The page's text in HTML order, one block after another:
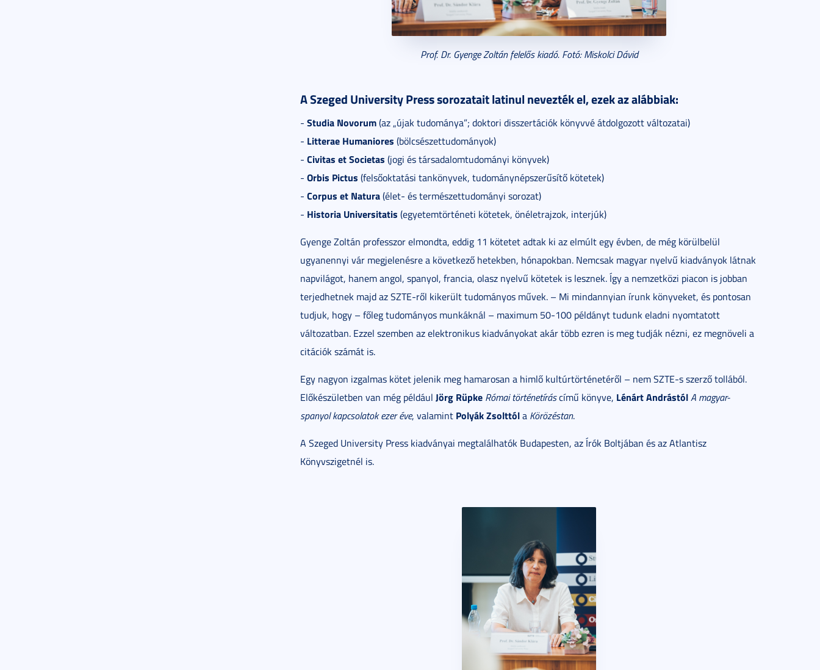
Prof. Dr. Gyenge Zoltán felelős kiadó. Fotó: Miskolci Dávid
A Szeged University Press sorozatait latinul nevezték el, ezek az alábbiak:
- Studia Novorum(az „újak tudománya”; doktori disszertációk könyvvé átdolgozott változatai)
- Litterae Humaniores (bölcsészettudományok)
- Civitas et Societas (jogi és társadalomtudományi könyvek)
- Orbis Pictus (felsőoktatási tankönyvek, tudománynépszerűsítő kötetek)
- Corpus et Natura(élet- és természettudományi sorozat)
- Historia Universitatis (egyetemtörténeti kötetek, önéletrajzok, interjúk)
Gyenge Zoltán professzor elmondta, eddig 11 kötetet adtak ki az elmúlt egy évben, de még körülbelül
ugyanennyi vár megjelenésre a következő hetekben, hónapokban. Nemcsak magyar nyelvű kiadványok látnak
napvilágot, hanem angol, spanyol, francia, olasz nyelvű kötetek is lesznek. Így a nemzetközi piacon is jobban
terjedhetnek majd az SZTE-ről kikerült tudományos művek. – Mi mindannyian írunk könyveket, és pontosan
tudjuk, hogy – főleg tudományos munkáknál – maximum 50-100 példányt tudunk eladni nyomtatott
változatban. Ezzel szemben az elektronikus kiadványokat akár több ezren is meg tudják nézni, ez megnöveli a
citációk számát is.
Egy nagyon izgalmas kötet jelenik meg hamarosan a himlő kultúrtörténetéről – nem SZTE-s szerző tollából.
Előkészületben van még például Jörg Rüpke Római történetíráscímű könyve, Lénárt AndrástólA magyar-
spanyol kapcsolatok ezer éve, valamint Polyák Zsolttóla Körözéstan.
A Szeged University Press kiadványai megtalálhatók Budapesten, az Írók Boltjában és az Atlantisz
Könyvszigetnél is.